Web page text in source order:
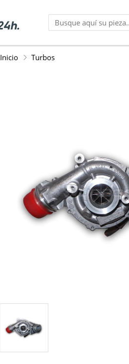
Inicio Turbos